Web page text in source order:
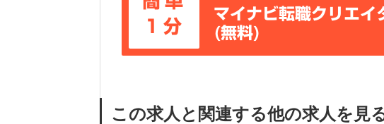
1分
マイナビ転職クリエイ
(無料)
この求人と関連する他の求人を見